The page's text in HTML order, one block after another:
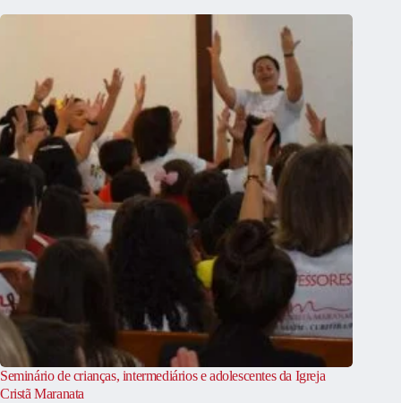
Seminário de crianças, intermediários e adolescentes da Igreja
Cristã Maranata